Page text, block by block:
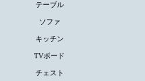
テーブル
ソファ
キッチン
TVボード
チェスト